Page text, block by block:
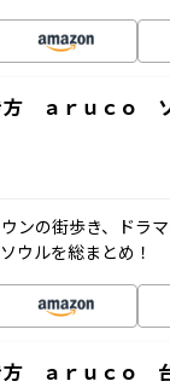
ａｒｕｃｏ
ンの街歩き、ドラ
ウルを総まとめ！
ａｒｕｃｏ